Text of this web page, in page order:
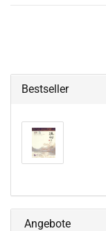
Bestseller
Angebote